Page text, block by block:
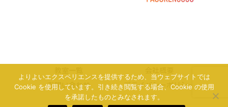
お問い合わせ プライバシーポリシー
よりよいエクスペリエンスを提供するため、当ウェブサイトでは
Cookie を使用しています。引き続き閲覧する場合、Cookie の使用
を承諾したものとみなされます。